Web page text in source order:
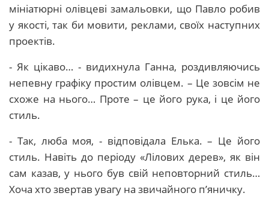
мініатюрні олівцеві замальовки, що Павло робив
у якості, так би мовити, реклами, своїх наступних
проектів.
- Як цікаво… - видихнула Ганна, роздивляючись
непевну графіку простим олівцем. – Це зовсім не
схоже на нього… Проте – це його рука, і це його
стиль.
- Так, люба моя, - відповідала Елька. – Це його
стиль. Навіть до періоду «Лілових дерев», як він
сам казав, у нього був свій неповторний стиль…
Хоча хто звертав увагу на звичайного п’яничку.